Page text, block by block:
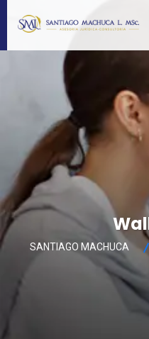
SANTIAGO MACHUCA